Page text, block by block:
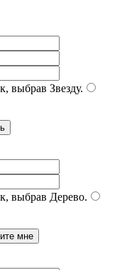
выбрав Звезду.
выбрав Дерево.